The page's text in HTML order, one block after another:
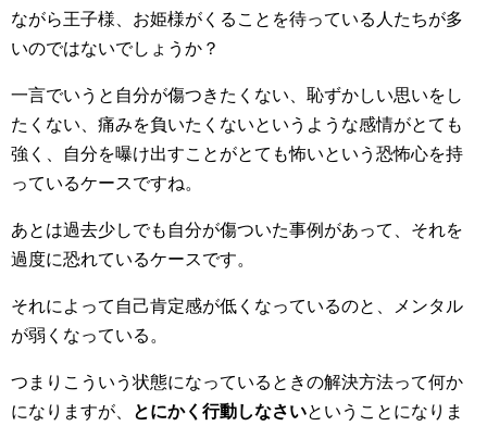
ながら王子様、お姫様がくることを待っている人たちが多
いのではないでしょうか？
一言でいうと自分が傷つきたくない、恥ずかしい思いをし
たくない、痛みを負いたくないというような感情がとても
強く、自分を曝け出すことがとても怖いという恐怖心を持
っているケースですね。
あとは過去少しでも自分が傷ついた事例があって、それを
過度に恐れているケースです。
それによって自己肯定感が低くなっているのと、メンタル
が弱くなっている。
つまりこういう状態になっているときの解決方法って何か
になりますが、
とにかく行動しなさいということになりま